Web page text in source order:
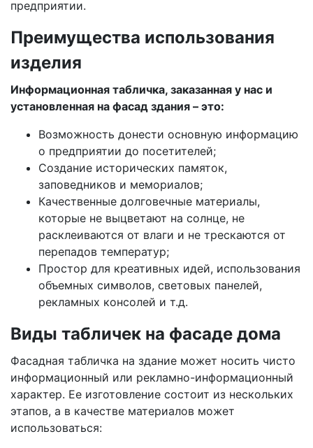
предприятии.
Преимущества использования
изделия
Информационная табличка, заказанная у нас и
установленная на фасад здания – это:
Возможность донести основную информацию
о предприятии до посетителей;
Создание исторических памяток,
заповедников и мемориалов;
Качественные долговечные материалы,
которые не выцветают на солнце, не
расклеиваются от влаги и не трескаются от
перепадов температур;
Простор для креативных идей, использования
объемных символов, световых панелей,
рекламных консолей и т.д.
Виды табличек на фасаде дома
Фасадная табличка на здание может носить чисто
информационный или рекламно-информационный
характер. Ее изготовление состоит из нескольких
этапов, а в качестве материалов может
использоваться: